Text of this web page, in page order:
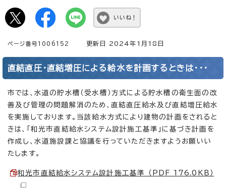
いいね！
ページ番号1006152 更新日 2024年1月18日
直結直圧・直結増圧による給水を計画するときは・・・
市では、水道の貯水槽（受水槽）方式による貯水槽の衛生面の改
善及び管理の問題解消のため、直結直圧給水及び直結増圧給水
を実施しております。当該給水方式により建物の計画をされると
きは、「和光市直結給水システム設計施工基準」に基づき計画を
作成し、水道施設課と協議を行っていただきますようお願いい
たします。
和光市直結給水システム設計施工基準 （PDF 176.0KB）